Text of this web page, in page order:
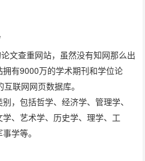
文查重网站，虽然没有知网那么出
有9000万的学术期刊和学位论
联网网页数据库。
，包括哲学、经济学、管理学、
、艺术学、历史学、理学、工
学等。